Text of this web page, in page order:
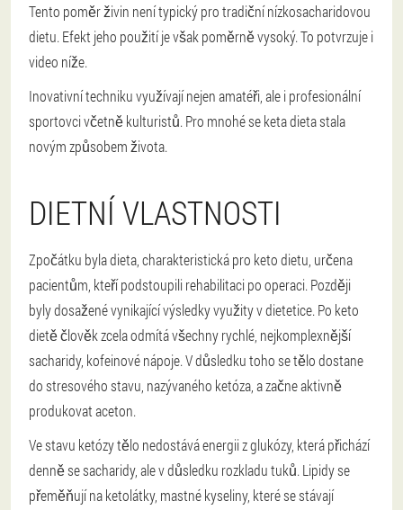
Tento poměr živin není typický pro tradiční nízkosacharidovou
dietu. Efekt jeho použití je však poměrně vysoký. To potvrzuje i
video níže.
Inovativní techniku využívají nejen amatéři, ale i profesionální
sportovci včetně kulturistů. Pro mnohé se keta dieta stala
novým způsobem života.
DIETNÍ VLASTNOSTI
Zpočátku byla dieta, charakteristická pro keto dietu, určena
pacientům, kteří podstoupili rehabilitaci po operaci. Později
byly dosažené vynikající výsledky využity v dietetice. Po keto
dietě člověk zcela odmítá všechny rychlé, nejkomplexnější
sacharidy, kofeinové nápoje. V důsledku toho se tělo dostane
do stresového stavu, nazývaného ketóza, a začne aktivně
produkovat aceton.
Ve stavu ketózy tělo nedostává energii z glukózy, která přichází
denně se sacharidy, ale v důsledku rozkladu tuků. Lipidy se
přeměňují na ketolátky, mastné kyseliny, které se stávají